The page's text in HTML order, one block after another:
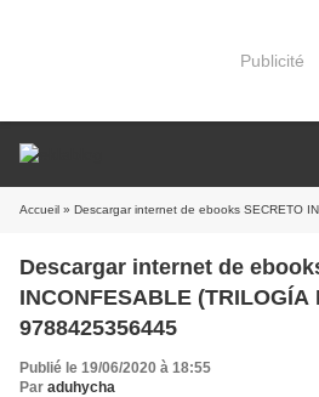
Publicité
Accueil » Descargar internet de ebooks SECRETO
Descargar internet de
INCONFESABLE (TRILOGÍA
9788425356445
Publié le 19/06/2020 à 18:55
Par aduhycha